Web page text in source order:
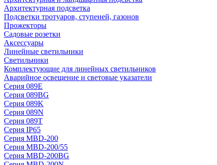
Архитектурная подсветка
Подсветки тротуаров, ступеней, газонов
Прожекторы
Садовые розетки
Аксессуары
Линейные светильники
Светильники
Комплектующие для линейных светильников
Аварийное освещение и световые указатели
Серия 089E
Серия 089BG
Серия 089K
Серия 089N
Серия 089T
Серия IP65
Серия MBD-200
Серия MBD-200/55
Серия MBD-200BG